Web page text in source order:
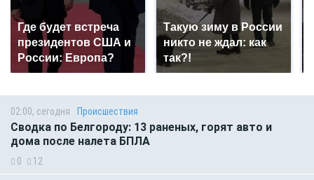
Где будет встреча
президентов США и
России: Европа?
Такую зиму в России
никто не ждал: как
так?!
02:00, сегодня Происшествия
Сводка по Белгороду: 13 раненых, горят авто и
дома после налета БПЛА
0 12